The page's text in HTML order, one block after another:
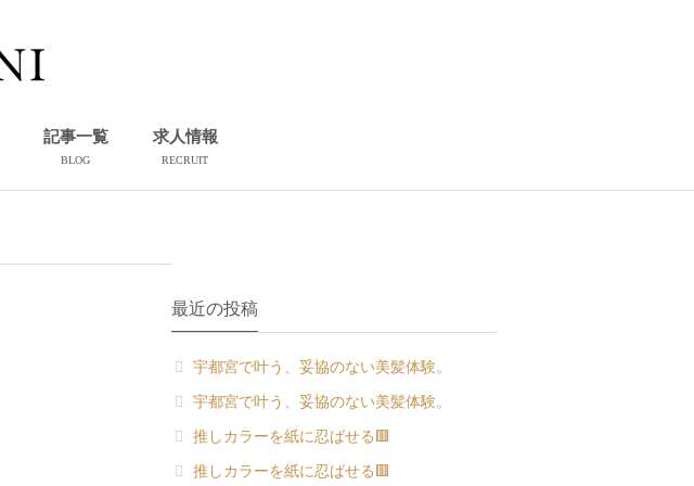
記事一覧
BLOG
求人情報
RECRUIT
最近の投稿
宇都宮で叶う、妥協のない美髪体験。
宇都宮で叶う、妥協のない美髪体験。
推しカラーを紙に忍ばせる🟥
推しカラーを紙に忍ばせる🟥